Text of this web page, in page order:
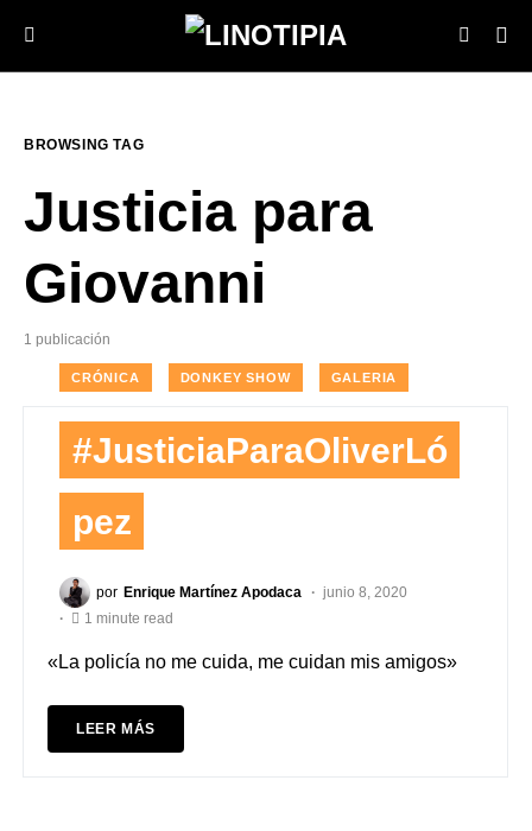
BROWSING TAG
Justicia para
Giovanni
1 publicación
CRÓNICA DONKEY SHOW GALERIA
#JusticiaParaOliverLó
pez
por Enrique Martínez Apodaca
junio 8, 2020
1 minute read
«La policía no me cuida, me cuidan mis amigos»
LEER MÁS